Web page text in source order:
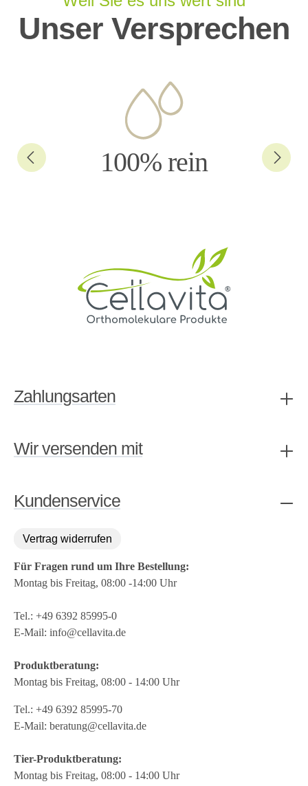
Unser Versprechen
100% rein
Zahlungsarten
Wir versenden mit
Kundenservice
Vertrag widerrufen
Für Fragen rund um Ihre Bestellung:
Montag bis Freitag, 08:00 -14:00 Uhr
Tel.: +49 6392 85995-0
E-Mail: info@cellavita.de
Produktberatung:
Montag bis Freitag, 08:00 - 14:00 Uhr
Tel.: +49 6392 85995-70
E-Mail: beratung@cellavita.de
Tier-Produktberatung:
Montag bis Freitag, 08:00 - 14:00 Uhr